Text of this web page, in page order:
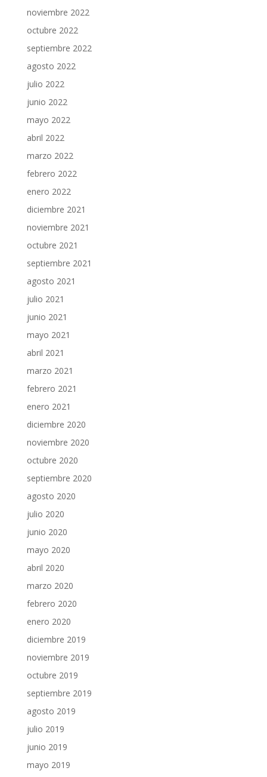
noviembre 2022
octubre 2022
septiembre 2022
agosto 2022
julio 2022
junio 2022
mayo 2022
abril 2022
marzo 2022
febrero 2022
enero 2022
diciembre 2021
noviembre 2021
octubre 2021
septiembre 2021
agosto 2021
julio 2021
junio 2021
mayo 2021
abril 2021
marzo 2021
febrero 2021
enero 2021
diciembre 2020
noviembre 2020
octubre 2020
septiembre 2020
agosto 2020
julio 2020
junio 2020
mayo 2020
abril 2020
marzo 2020
febrero 2020
enero 2020
diciembre 2019
noviembre 2019
octubre 2019
septiembre 2019
agosto 2019
julio 2019
junio 2019
mayo 2019